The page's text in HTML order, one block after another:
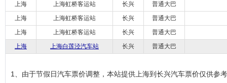
上海
上海虹桥客运站 长兴
普通大巴
上海
上海虹桥客运站 长兴
普通大巴
上海
上海虹桥客运站 长兴
普通大巴
上海
上海白莲泾汽车站 长兴 普通大巴
1、由于节假日汽车票价调整，本站提供上海到长兴汽车票价仅供参